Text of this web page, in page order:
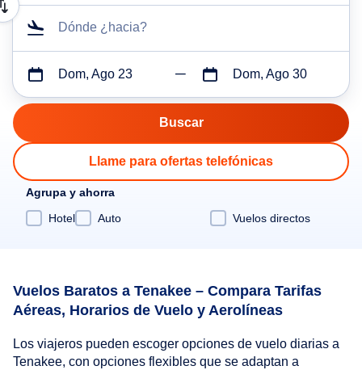
Dónde ¿hacia?
Dom, Ago 23 Dom, Ago 30
Llame para ofertas telefónicas
Agrupa y ahorra
Hotel
Auto Vuelos directos
Vuelos Baratos a Tenakee – Compara Tarifas
Aéreas, Horarios de Vuelo y Aerolíneas
Los viajeros pueden escoger opciones de vuelo diarias a
Tenakee, con opciones flexibles que se adaptan a